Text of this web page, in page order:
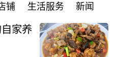
~包拼房
每周铁发！
铺 生活服务 新闻
家养